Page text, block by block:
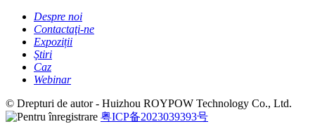
Despre noi
Contactaţi-ne
Expoziții
Ştiri
Caz
Webinar
© Drepturi de autor - Huizhou ROYPOW Technology Co., Ltd.
粤ICP备2023039393号